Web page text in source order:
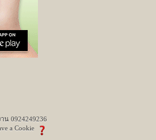
0924249236
a Cookie